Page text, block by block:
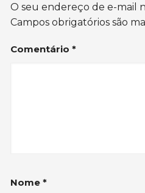
O seu endereço de e-mail
Campos obrigatórios são
Comentário*
Nome*